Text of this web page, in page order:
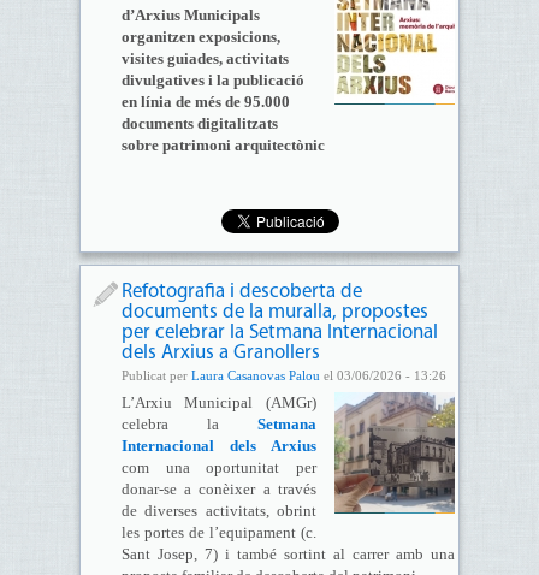
d’Arxius Municipals
organitzen exposicions,
visites guiades, activitats
divulgatives i la publicació
en línia de més de 95.000
documents digitalitzats
sobre patrimoni arquitectònic
Refotografia i descoberta de
documents de la muralla, propostes
per celebrar la Setmana Internacional
dels Arxius a Granollers
Publicat per Laura Casanovas Palou el 03/06/2026 - 13:26
L’Arxiu Municipal (AMGr)
celebra laSetmana
Internacional dels Arxius
com una oportunitat per
donar-se a conèixer a través
de diverses activitats, obrint
les portes de l’equipament (c.
Sant Josep, 7) i també sortint al carrer amb una